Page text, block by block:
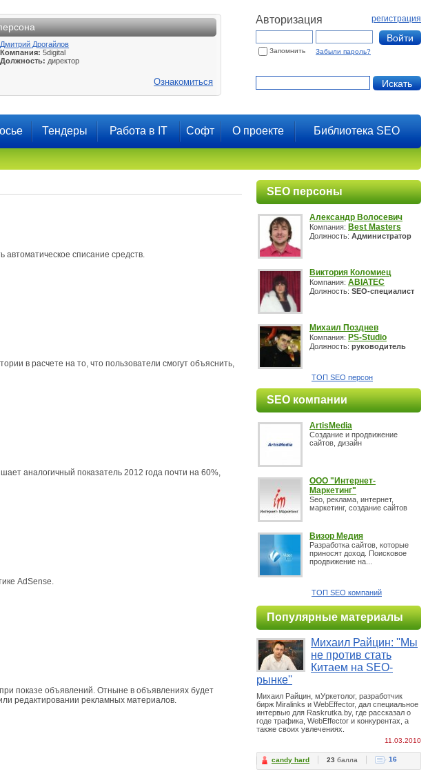
Дмитрий Дрогайлов
Компания: 5digital
Должность: директор
Ознакомиться
Авторизация регистрация
Запомнить Забыли пароль?
Тендеры Работа в IT Софт О проекте Библиотека SEO
списание средств.
в расчете на то, что пользователи смогут объяснить,
аналогичный показатель 2012 года почти на 60%,
AdSense.
показе объявлений. Отныне в объявлениях будет
редактировании рекламных материалов.
SEO персоны
Александр Волосевич
Компания: Best Masters
Должность: Администратор
Виктория Коломиец
Компания: ABIATEC
Должность: SEO-специалист
Михаил Позднев
Компания: PS-Studio
Должность: руководитель
ТОП SEO персон
SEO компании
ArtisMedia
Создание и продвижение
сайтов, дизайн
OOO "Интернет-
Маркетинг"
Seo, реклама, интернет,
маркетинг, создание сайтов
Визор Медия
Разработка сайтов, которые
приносят доход. Поисковое
продвижение на...
ТОП SEO компаний
Популярные материалы
Михаил Райцин: ''Мы
не против стать
Китаем на SEO-
рынке''
Михаил Райцин, мУркетолог, разработчик
бирж Miralinks и WebEffector, дал специальное
интервью для Raskrutka.by, где рассказал о
годе трафика, WebEffector и конкурентах, а
также своих увлечениях.
11.03.2010
candy hard 23 балла 16